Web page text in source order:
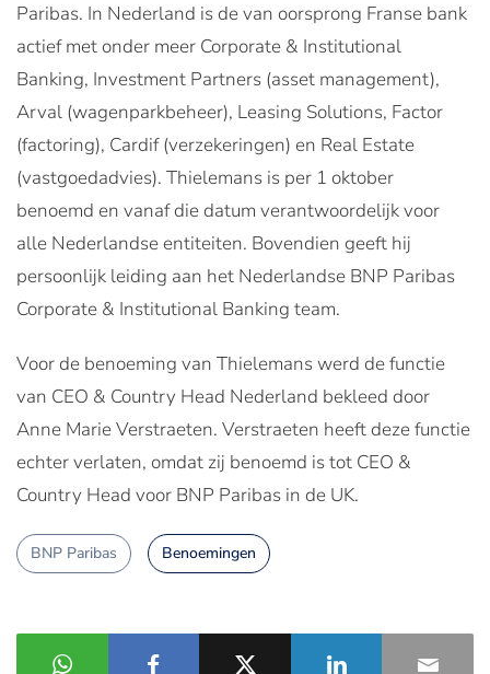
Paribas. In Nederland is de van oorsprong Franse bank
actief met onder meer Corporate & Institutional
Banking, Investment Partners (asset management),
Arval (wagenparkbeheer), Leasing Solutions, Factor
(factoring), Cardif (verzekeringen) en Real Estate
(vastgoedadvies). Thielemans is per 1 oktober
benoemd en vanaf die datum verantwoordelijk voor
alle Nederlandse entiteiten. Bovendien geeft hij
persoonlijk leiding aan het Nederlandse BNP Paribas
Corporate & Institutional Banking team.
Voor de benoeming van Thielemans werd de functie
van CEO & Country Head Nederland bekleed door
Anne Marie Verstraeten. Verstraeten heeft deze functie
echter verlaten, omdat zij benoemd is tot CEO &
Country Head voor BNP Paribas in de UK.
BNP Paribas Benoemingen